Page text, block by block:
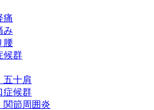
痛
み
腰
候群
五十肩
症候群
関節周囲炎